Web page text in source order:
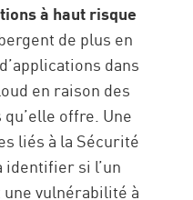
à haut risque
de plus en
dans
en raison des
offre. Une
liés à la Sécurité
identifier si l’un
vulnérabilité à